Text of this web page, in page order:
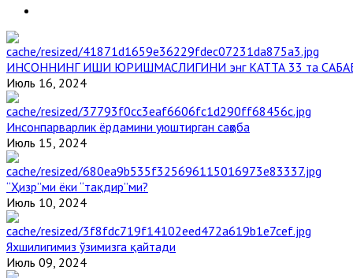
ИНСОННИНГ ИШИ ЮРИШМАСЛИГИНИ энг КАТТА 33 та
Июль 16, 2024
Инсонпарварлик ёрдамини уюштирган саҳоба
Июль 15, 2024
“Ҳизр”ми ёки “тақдир”ми?
Июль 10, 2024
Яхшилигимиз ўзимизга қайтади
Июль 09, 2024